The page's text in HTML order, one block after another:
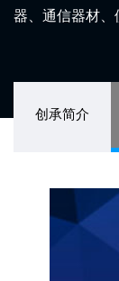
器、通信器材、
创承简介